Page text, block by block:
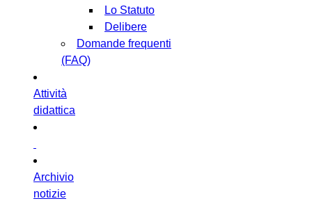
Lo Statuto
Delibere
Domande frequenti
(FAQ)
Attività
didattica
Archivio
notizie